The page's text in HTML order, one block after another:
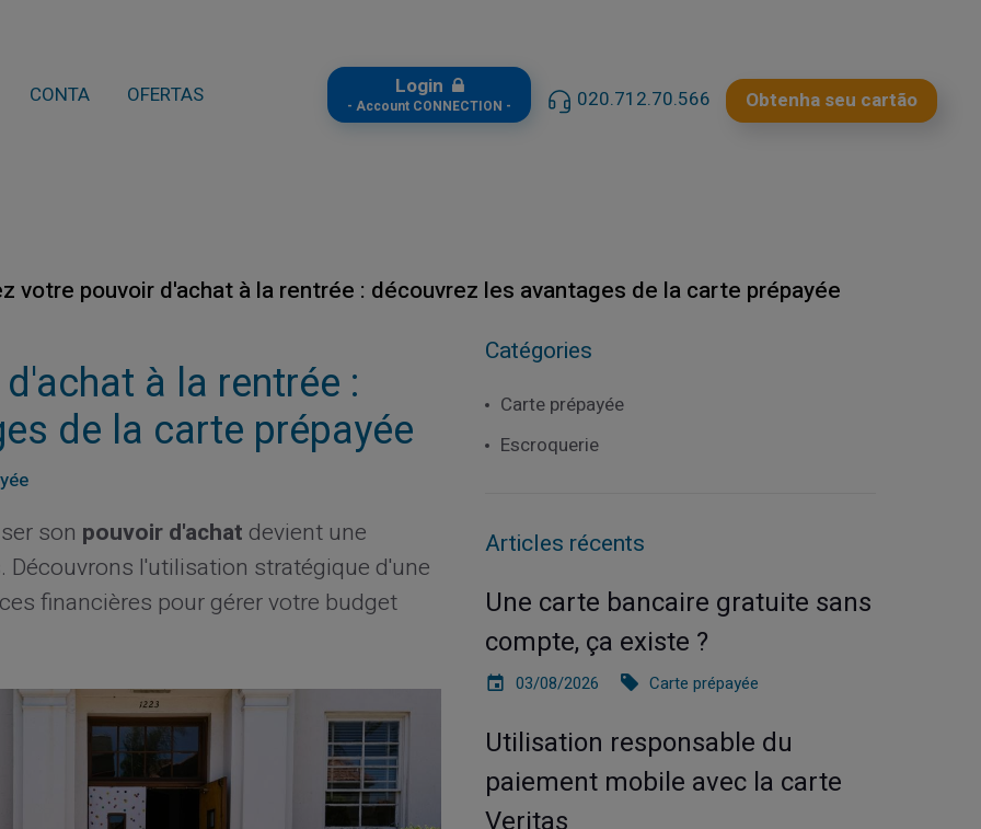
CONTA OFERTAS Login
- Account CONNECTION - 020.712.70.566 Obtenha seu cartão
votre pouvoir d'achat à la rentrée : découvrez les avantages de la carte prépayée
à la rentrée :
de la carte prépayée
son pouvoir d'achat devient une
l'utilisation stratégique d'une
financières pour gérer votre budget
Catégories
Carte prépayée
Escroquerie
Articles récents
Une carte bancaire gratuite sans
compte, ça existe ?
03/08/2026 Carte prépayée
Utilisation responsable du
paiement mobile avec la carte